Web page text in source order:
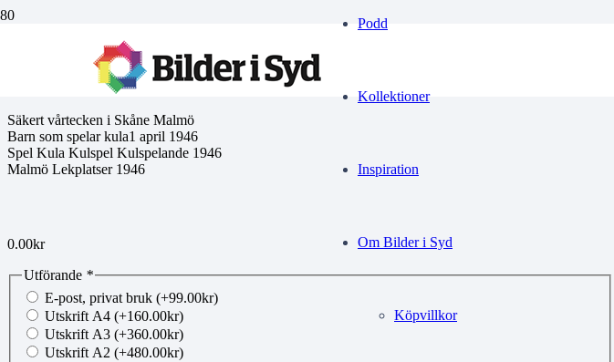
Podd
Kollektioner
Inspiration
Om Bilder i Syd
Köpvillkor
00911837
Säkert vårtecken i Skåne Malmö
Barn som spelar kula1 april 1946
Spel Kula Kulspel Kulspelande 1946
Malmö Lekplatser 1946
0.00kr
Utförande *
E-post, privat bruk (+99.00kr)
Utskrift A4 (+160.00kr)
Utskrift A3 (+360.00kr)
Utskrift A2 (+480.00kr)